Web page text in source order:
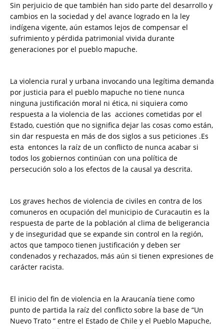
Sin perjuicio de que también han sido parte del desarrollo y
cambios en la sociedad y del avance logrado en la ley
indígena vigente, aún estamos lejos de compensar el
sufrimiento y pérdida patrimonial vivida durante
generaciones por el pueblo mapuche.
La violencia rural y urbana invocando una legítima demanda
por justicia para el pueblo mapuche no tiene nunca
ninguna justificación moral ni ética, ni siquiera como
respuesta a la violencia de las acciones cometidas por el
Estado, cuestión que no significa dejar las cosas como están,
sin dar respuesta en más de dos siglos a sus peticiones .Es
esta entonces la raíz de un conflicto de nunca acabar si
todos los gobiernos continúan con una política de
persecución solo a los efectos de la causal ya descrita.
Los graves hechos de violencia de civiles en contra de los
comuneros en ocupación del municipio de Curacautin es la
respuesta de parte de la población al clima de beligerancia
y de inseguridad que se expande sin control en la región,
actos que tampoco tienen justificación y deben ser
condenados y rechazados, más aún si tienen expresiones de
carácter racista.
El inicio del fin de violencia en la Araucanía tiene como
punto de partida la raíz del conflicto sobre la base de “Un
Nuevo Trato “ entre el Estado de Chile y el Pueblo Mapuche,